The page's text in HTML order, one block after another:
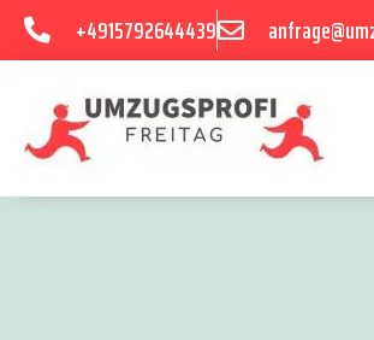
+4915792644439